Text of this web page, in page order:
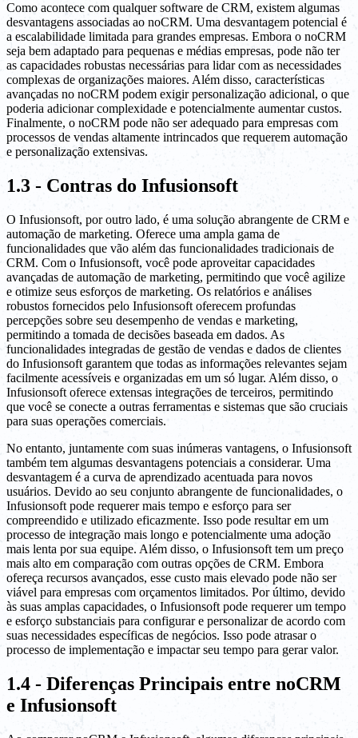
Como acontece com qualquer software de CRM, existem algumas
desvantagens associadas ao noCRM. Uma desvantagem potencial é
a escalabilidade limitada para grandes empresas. Embora o noCRM
seja bem adaptado para pequenas e médias empresas, pode não ter
as capacidades robustas necessárias para lidar com as necessidades
complexas de organizações maiores. Além disso, características
avançadas no noCRM podem exigir personalização adicional, o que
poderia adicionar complexidade e potencialmente aumentar custos.
Finalmente, o noCRM pode não ser adequado para empresas com
processos de vendas altamente intrincados que requerem automação
e personalização extensivas.
1.3 - Contras do Infusionsoft
O Infusionsoft, por outro lado, é uma solução abrangente de CRM e
automação de marketing. Oferece uma ampla gama de
funcionalidades que vão além das funcionalidades tradicionais de
CRM. Com o Infusionsoft, você pode aproveitar capacidades
avançadas de automação de marketing, permitindo que você agilize
e otimize seus esforços de marketing. Os relatórios e análises
robustos fornecidos pelo Infusionsoft oferecem profundas
percepções sobre seu desempenho de vendas e marketing,
permitindo a tomada de decisões baseada em dados. As
funcionalidades integradas de gestão de vendas e dados de clientes
do Infusionsoft garantem que todas as informações relevantes sejam
facilmente acessíveis e organizadas em um só lugar. Além disso, o
Infusionsoft oferece extensas integrações de terceiros, permitindo
que você se conecte a outras ferramentas e sistemas que são cruciais
para suas operações comerciais.
No entanto, juntamente com suas inúmeras vantagens, o Infusionsoft
também tem algumas desvantagens potenciais a considerar. Uma
desvantagem é a curva de aprendizado acentuada para novos
usuários. Devido ao seu conjunto abrangente de funcionalidades, o
Infusionsoft pode requerer mais tempo e esforço para ser
compreendido e utilizado eficazmente. Isso pode resultar em um
processo de integração mais longo e potencialmente uma adoção
mais lenta por sua equipe. Além disso, o Infusionsoft tem um preço
mais alto em comparação com outras opções de CRM. Embora
ofereça recursos avançados, esse custo mais elevado pode não ser
viável para empresas com orçamentos limitados. Por último, devido
às suas amplas capacidades, o Infusionsoft pode requerer um tempo
e esforço substanciais para configurar e personalizar de acordo com
suas necessidades específicas de negócios. Isso pode atrasar o
processo de implementação e impactar seu tempo para gerar valor.
1.4 - Diferenças Principais entre noCRM
e Infusionsoft